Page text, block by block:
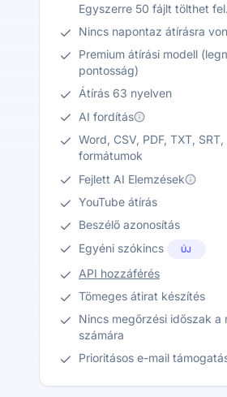
Egyszerre 50 fájlt tölthet fel.
Nincs napontaz átírásra
Premium átírási modell
pontosság)
Átírás 63 nyelven
AI fordítás
Word, CSV, PDF, TXT,
formátumok
Fejlett AI Elemzések
YouTube átírás
Beszélő azonosítás
Egyéni szókincs
ÚJ
API hozzáférés
Tömeges átirat készítés
Nincs megőrzési időszak a
számára
Prioritásos e-mail